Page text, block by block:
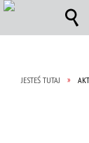
JESTEŚ TUTAJ